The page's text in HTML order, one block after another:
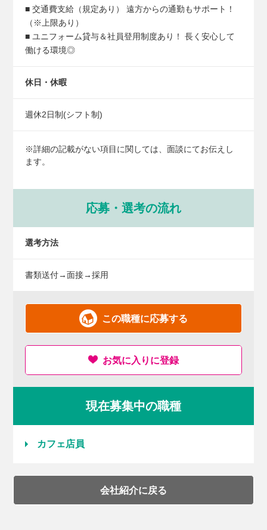
■ 交通費支給（規定あり） 遠方からの通勤もサポート！
（※上限あり）
■ ユニフォーム貸与＆社員登用制度あり！ 長く安心して
働ける環境◎
休日・休暇
週休2日制(シフト制)
※詳細の記載がない項目に関しては、面談にてお伝えし
ます。
応募・選考の流れ
選考方法
書類送付→面接→採用
この職種に応募する
お気に入りに登録
現在募集中の職種
カフェ店員
会社紹介に戻る